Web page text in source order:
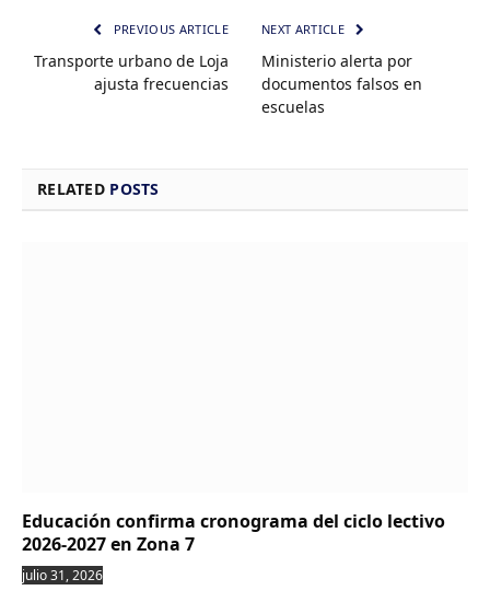
PREVIOUS ARTICLE
Transporte urbano de Loja
ajusta frecuencias
NEXT ARTICLE
Ministerio alerta por
documentos falsos en
escuelas
RELATED POSTS
Educación confirma cronograma del ciclo lectivo
2026-2027 en Zona 7
julio 31, 2026